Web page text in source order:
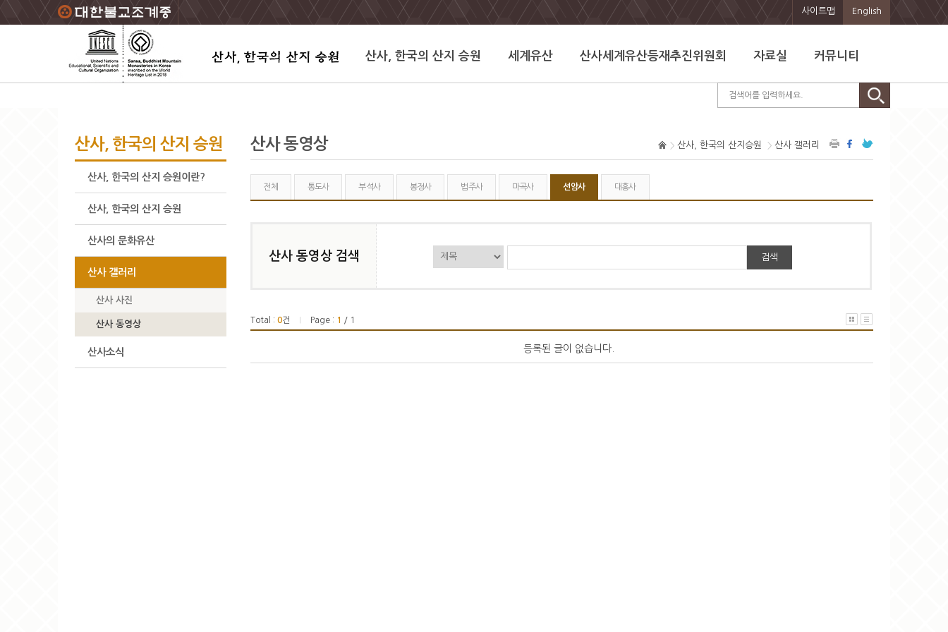
주요메뉴 바로가기
본문 바로가기
하단메뉴 바로가기 사이트맵 English
산사, 한국의 산지 승원 세계유산 산사세계유산등재추진위원회 자료실 커뮤니티
산사, 한국의 산지 승원
산사, 한국의 산지 승원이란?
산사, 한국의 산지 승원
산사의 문화유산
산사 갤러리
산사 사진
산사 동영상
산사소식
산사 동영상 산사, 한국의 산지승원 산사 갤러리
전체 통도사 부석사 봉정사 법주사 마곡사 선암사 대흥사
산사 동영상 검색 검색
Total : 0건 Page : 1 / 1
등록된 글이 없습니다.